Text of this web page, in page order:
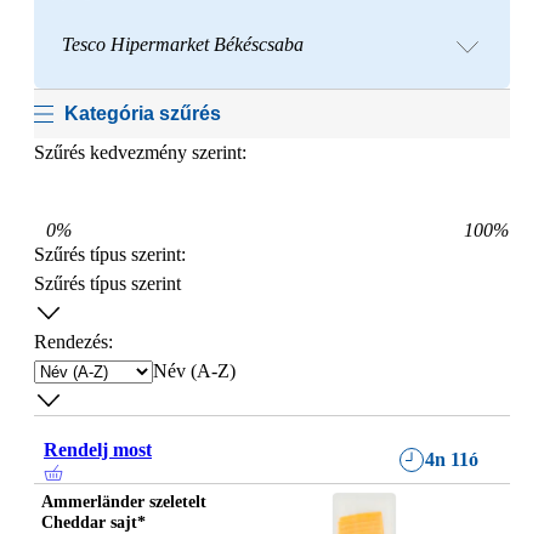
Tesco Hipermarket Békéscsaba
Kategória szűrés
Szűrés kedvezmény szerint:
0% 100%
Szűrés típus szerint:
Szűrés típus szerint
Rendezés:
Név (A-Z)
Rendelj most 4n 11ó
Ammerländer szeletelt
Cheddar sajt*